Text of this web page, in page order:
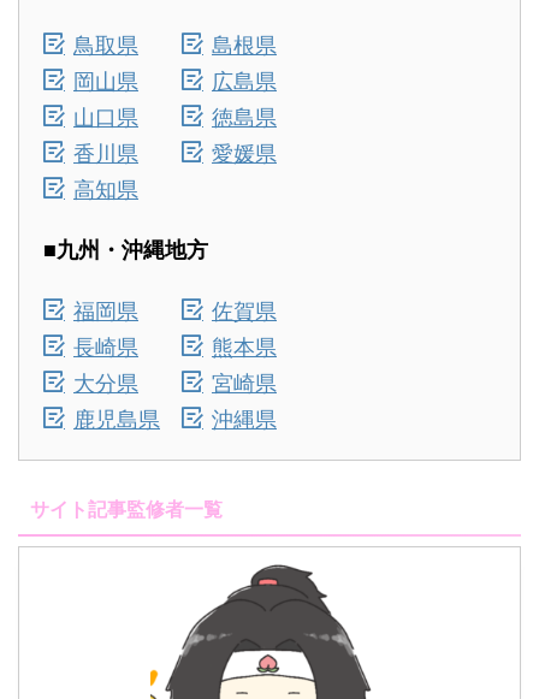
鳥取県
島根県
岡山県
広島県
山口県
徳島県
香川県
愛媛県
高知県
■九州・沖縄地方
福岡県
佐賀県
長崎県
熊本県
大分県
宮崎県
鹿児島県
沖縄県
サイト記事監修者一覧